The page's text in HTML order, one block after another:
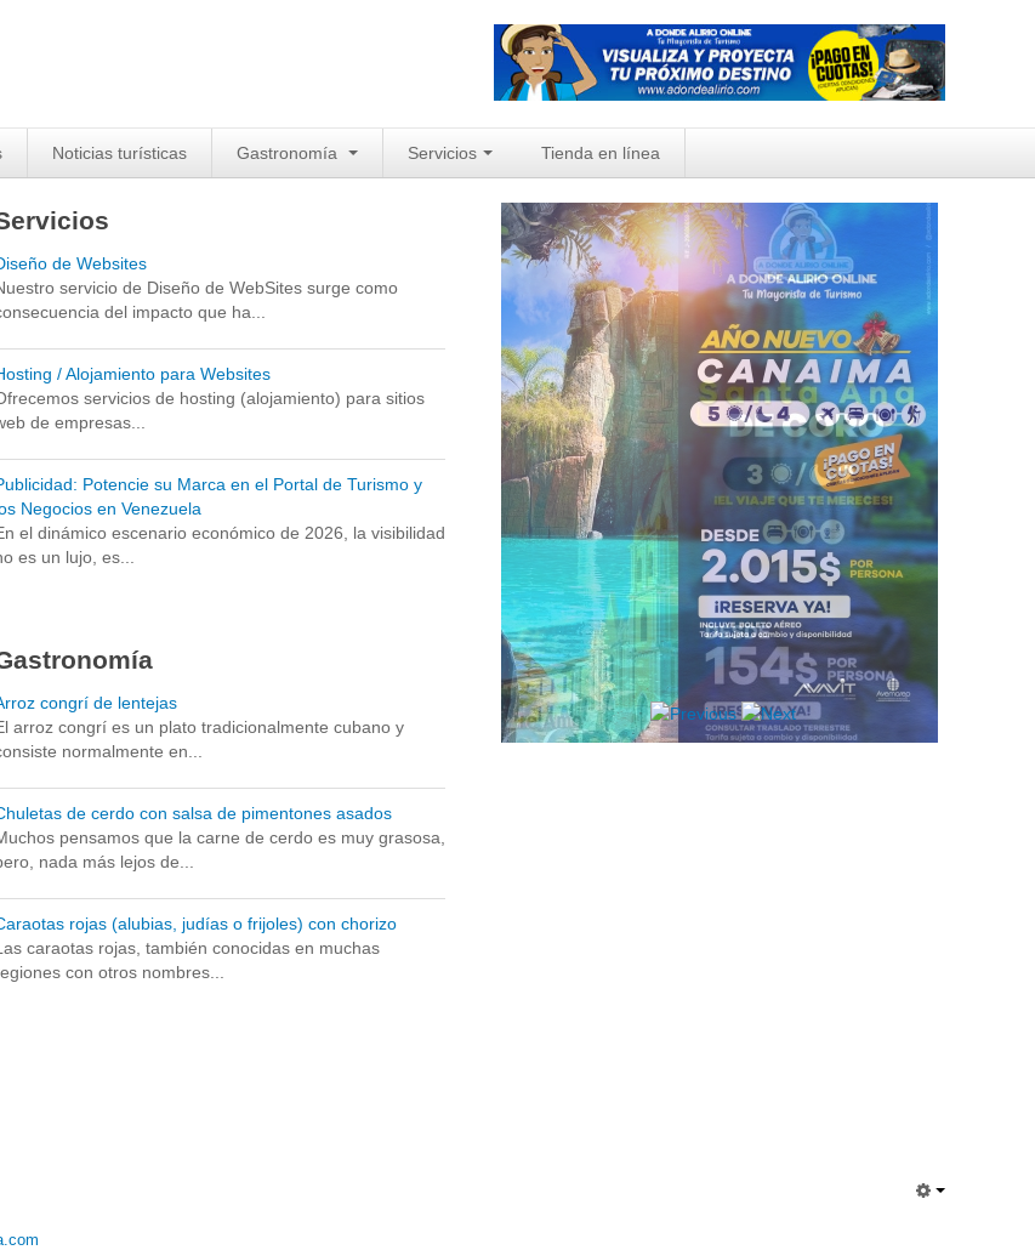
Noticias turísticas Gastronomía Servicios Tienda en línea
de Websites
servicio de Diseño de WebSites surge como
del impacto que ha...
/ Alojamiento para Websites
servicios de hosting (alojamiento) para sitios
de empresas...
Potencie su Marca en el Portal de Turismo y
Negocios en Venezuela
el dinámico escenario económico de 2026, la visibilidad
es un lujo, es...
congrí de lentejas
arroz congrí es un plato tradicionalmente cubano y
normalmente en...
de cerdo con salsa de pimentones asados
pensamos que la carne de cerdo es muy grasosa,
nada más lejos de...
rojas (alubias, judías o frijoles) con chorizo
caraotas rojas, también conocidas en muchas
con otros nombres...